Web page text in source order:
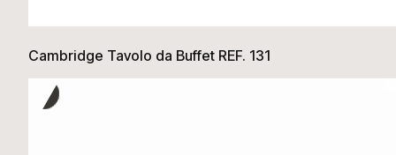
Cambridge Tavolo da Buffet REF. 131